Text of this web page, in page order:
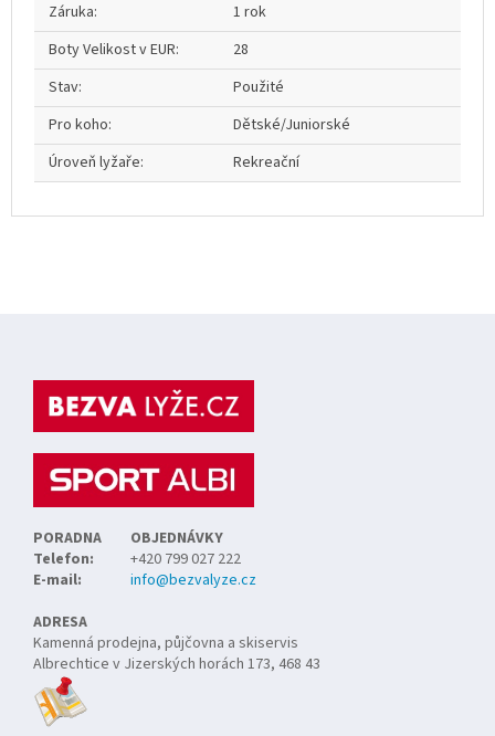
Záruka:
1 rok
Boty Velikost v EUR:
28
Stav:
Použité
Pro koho:
Dětské/Juniorské
Úroveň lyžaře: Rekreační
PORADNA
OBJEDNÁVKY
Telefon:
+420 799 027 222
E-mail:
info@bezvalyze.cz
ADRESA
Kamenná prodejna, půjčovna a skiservis
Albrechtice v Jizerských horách 173, 468 43